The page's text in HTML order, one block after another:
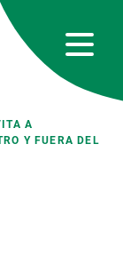
A
Y FUERA DEL